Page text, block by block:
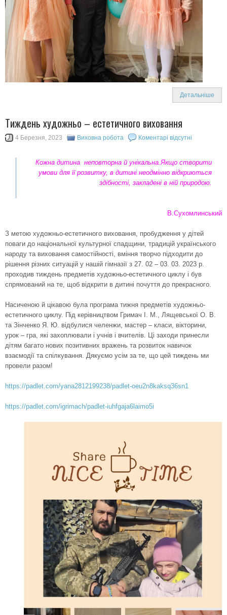
Детальніше
Тиждень художньо – естетичного виховання
4 Березня, 2023 Виховна робота Коментарі відсутні
Кожна дитина неповторна й унікальна.Якщо створити
умови для її розвитку, в дитині неодмінно відкриються
здібності, закладені в ній природою.
В.Сухомлинський
З метою художньо-естетичного виховання, пробудження у дітей
поваги до національної культурної спадщини, традицій українського
народу та виховання самостійності, вміння творчо підходити до
рішення різних ситуацій у нашій гімназії з 27. 02 – 03. 03. 2023 р.
проходив тиждень предметів художньо-естетичного циклу і був
спрямований на те, щоб відкрити в дитині почуття до прекрасного.
Насиченою й цікавою була програма тижня предметів художньо-
естетичного циклу. Під керівництвом Гримач І. М., Лящевської О. В.
та Зінченко Я. Ю. відбулися челенжи, мастер – класи, вікторини,
урок – гра, які захоплювали і учнів і вчителів. Ці заходи принесли
дітям багато нових позитивних вражень та розвиток навичок
взаємодії та спілкування. Дякуємо усім за те, що цей тиждень ми
провели разом!
https://padlet.com/yana2812199238/padlet-oeu2n8kaksq36sn1
https://padlet.com/igrimach/padlet-iuhfgaja6laimo5i